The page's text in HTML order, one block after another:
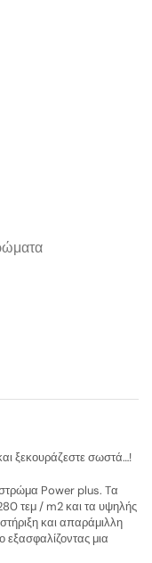
ξεκουράζεστε σωστά…!
Power plus. Tα
τεμ / m2 και τα υψηλής
και απαράμιλλη
μια